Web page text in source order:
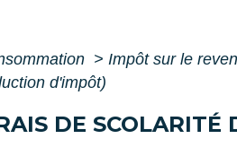
> Impôt sur le
d'impôt)
DE SCOLARITÉ